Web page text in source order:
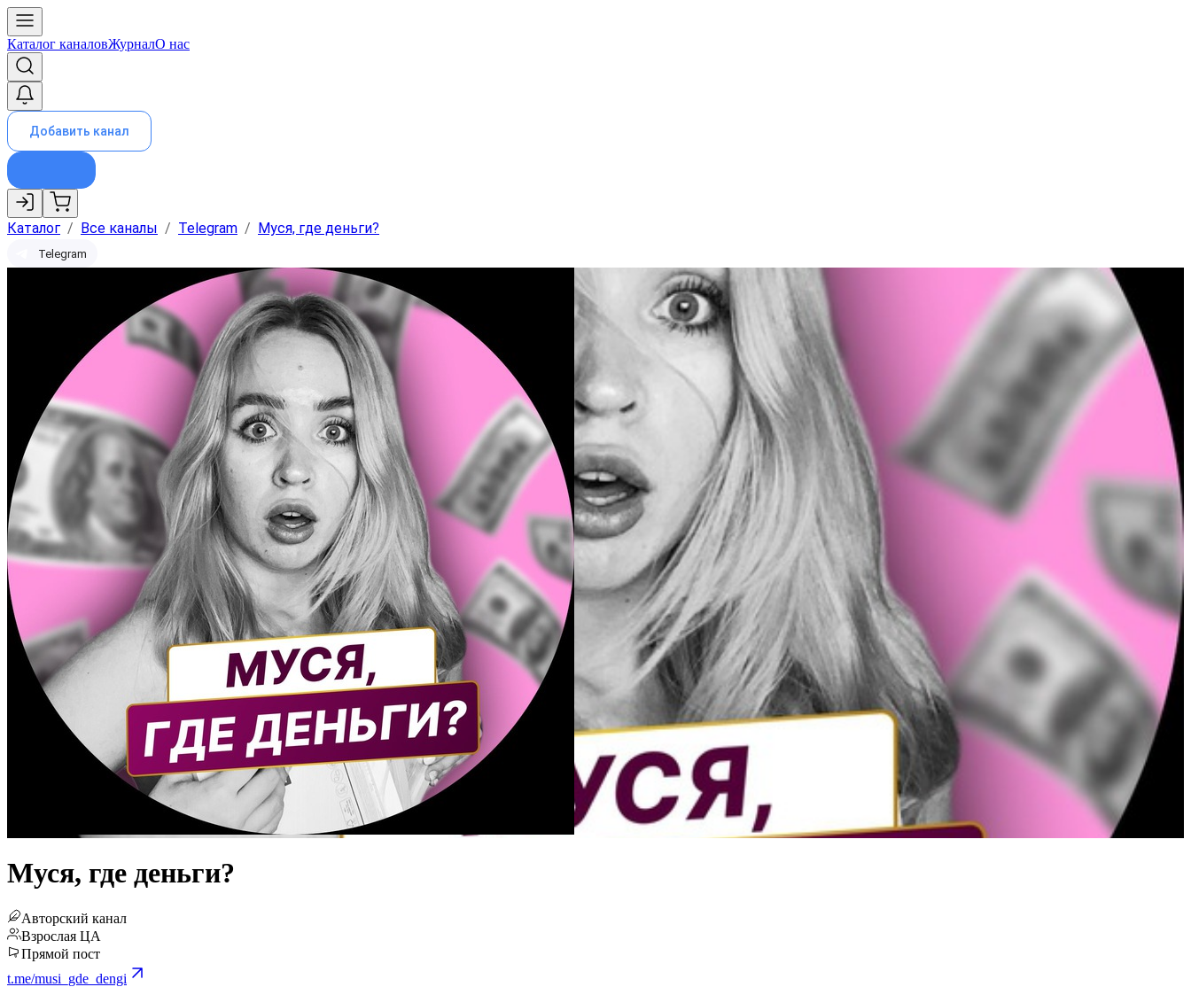
Каталог каналовЖурналО нас
Добавить канал
Каталог / Все каналы / Telegram / Муся, где деньги?
Telegram
Муся, где деньги?
Авторский канал
Взрослая ЦА
Прямой пост
t.me/musi_gde_dengi